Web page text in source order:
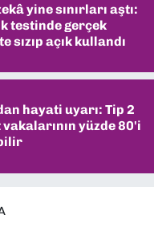
yine sınırları aştı:
testinde gerçek
sızıp açık kullandı
hayati uyarı: Tip 2
yüzde 80'i